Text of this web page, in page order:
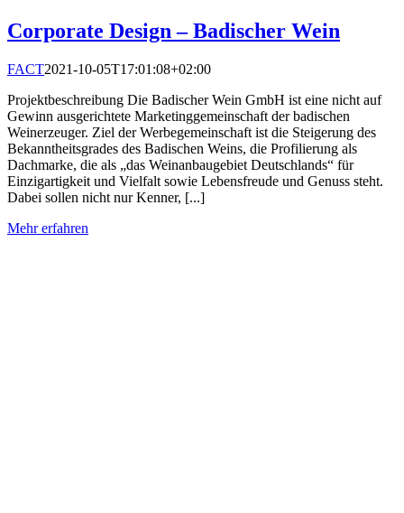
Corporate Design – Badischer Wein
FACT2021-10-05T17:01:08+02:00
Projektbeschreibung Die Badischer Wein GmbH ist eine nicht auf
Gewinn ausgerichtete Marketinggemeinschaft der badischen
Weinerzeuger. Ziel der Werbegemeinschaft ist die Steigerung des
Bekanntheitsgrades des Badischen Weins, die Profilierung als
Dachmarke, die als „das Weinanbaugebiet Deutschlands“ für
Einzigartigkeit und Vielfalt sowie Lebensfreude und Genuss steht.
Dabei sollen nicht nur Kenner, [...]
Mehr erfahren